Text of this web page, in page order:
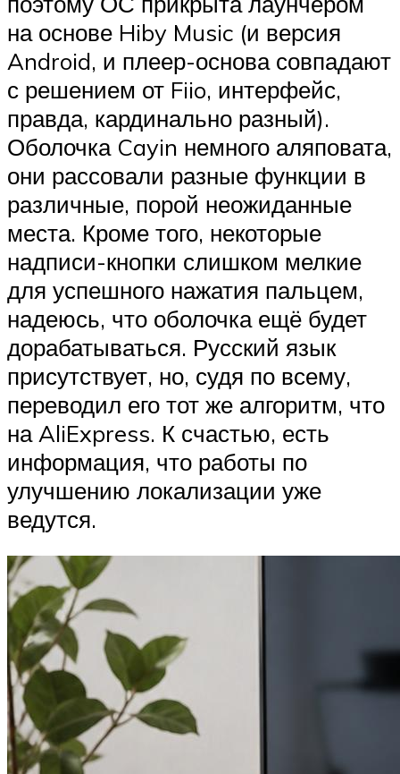
на основе Hiby Music (и версия
Android, и плеер-основа совпадают
с решением от Fiio, интерфейс,
правда, кардинально разный).
Оболочка Cayin немного аляповата,
они рассовали разные функции в
различные, порой неожиданные
места. Кроме того, некоторые
надписи-кнопки слишком мелкие
для успешного нажатия пальцем,
надеюсь, что оболочка ещё будет
дорабатываться. Русский язык
присутствует, но, судя по всему,
переводил его тот же алгоритм, что
на AliExpress. К счастью, есть
информация, что работы по
улучшению локализации уже
ведутся.